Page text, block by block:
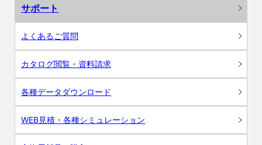
サポート
よくあるご質問
カタログ閲覧・資料請求
各種データダウンロード
WEB見積・各種シミュレーション